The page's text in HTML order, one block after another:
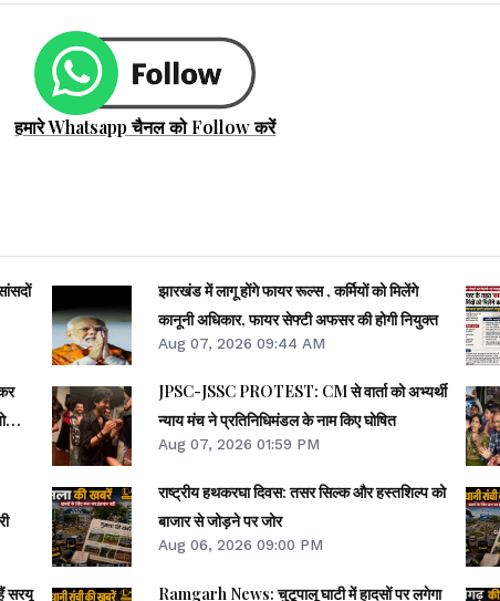
हमारे Whatsapp चैनल को Follow करें
सरयू
झारखंड में लागू होंगे फायर रूल्स , कर्मियों को मिलेंगे
कानूनी अधिकार, फायर सेफ्टी अफसर की होगी नियुक्त
Aug 07, 2026 09:44 AM
JPSC-JSSC PROTEST: CM से वार्ता को अभ्यर्थी
न्याय मंच ने प्रतिनिधिमंडल के नाम किए घोषित
Aug 07, 2026 01:59 PM
राष्ट्रीय हथकरघा दिवस: तसर सिल्क और हस्तशिल्प को
बाजार से जोड़ने पर जोर
Aug 06, 2026 09:00 PM
Ramgarh News: चुटूपालू घाटी में हादसों पर लगेगा